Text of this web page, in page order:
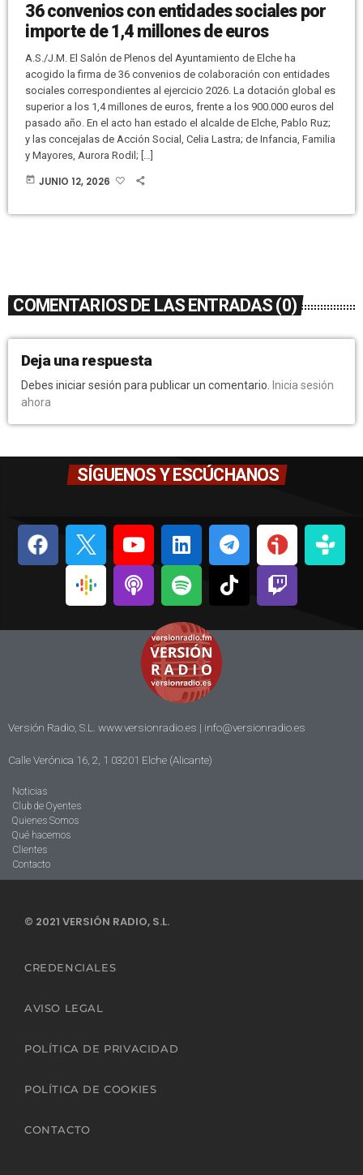
36 convenios con entidades sociales por
importe de 1,4 millones de euros
A.S./J.M. El Salón de Plenos del Ayuntamiento de Elche ha
acogido la firma de 36 convenios de colaboración con entidades
sociales correspondientes al ejercicio 2026. La dotación global es
superior a los 1,4 millones de euros, frente a los 900.000 euros del
pasado año. En el acto han estado el alcalde de Elche, Pablo Ruz;
y las concejalas de Acción Social, Celia Lastra; de Infancia, Familia
y Mayores, Aurora Rodil; […]
today JUNIO 12, 2026
COMENTARIOS DE LAS ENTRADAS (0)
Deja una respuesta
Debes iniciar sesión para publicar un comentario.
Inicia sesión
ahora
SÍGUENOS Y ESCÚCHANOS
Versión Radio, S.L. www.versionradio.es | info@versionradio.es
Calle Verónica 16, 2, 1 03201 Elche (Alicante)
Noticias
Club de Oyentes
Quienes Somos
Qué hacemos
Clientes
Contacto
© 2021 VERSIÓN RADIO, S.L.
CREDENCIALES
AVISO LEGAL
POLÍTICA DE PRIVACIDAD
POLÍTICA DE COOKIES
CONTACTO